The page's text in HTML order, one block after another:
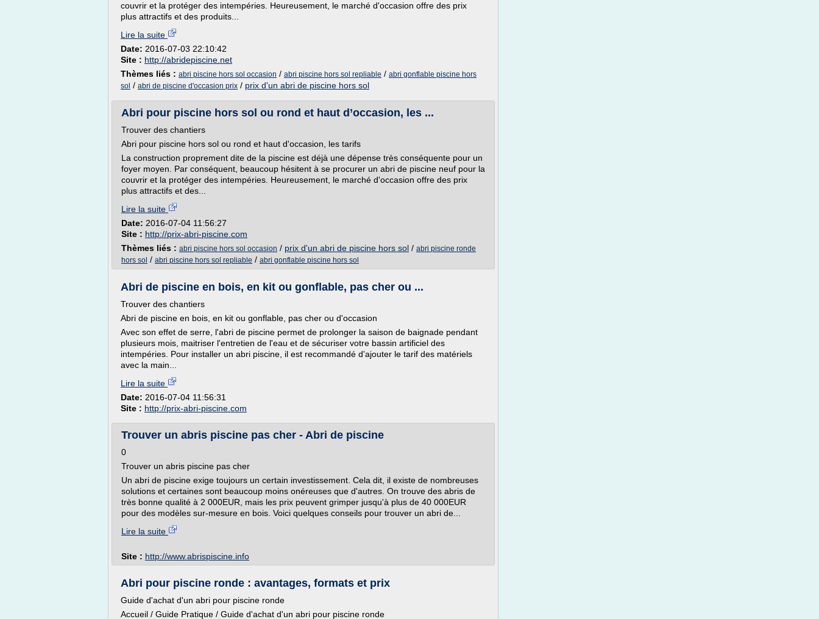
couvrir et la protéger des intempéries. Heureusement, le marché d'occasion offre des prix
plus attractifs et des produits...
Lire la suite
Date: 2016-07-03 22:10:42
Site : http://abridepiscine.net
Thèmes liés : abri piscine hors sol occasion / abri piscine hors sol repliable / abri gonflable piscine hors
sol / abri de piscine d'occasion prix / prix d'un abri de piscine hors sol
Abri pour piscine hors sol ou rond et haut d’occasion, les ...
Trouver des chantiers
Abri pour piscine hors sol ou rond et haut d'occasion, les tarifs
La construction proprement dite de la piscine est déjà une dépense très conséquente pour un
foyer moyen. Par conséquent, beaucoup hésitent à se procurer un abri de piscine neuf pour la
couvrir et la protéger des intempéries. Heureusement, le marché d'occasion offre des prix
plus attractifs et des...
Lire la suite
Date: 2016-07-04 11:56:27
Site : http://prix-abri-piscine.com
Thèmes liés : abri piscine hors sol occasion / prix d'un abri de piscine hors sol / abri piscine ronde
hors sol / abri piscine hors sol repliable / abri gonflable piscine hors sol
Abri de piscine en bois, en kit ou gonflable, pas cher ou ...
Trouver des chantiers
Abri de piscine en bois, en kit ou gonflable, pas cher ou d'occasion
Avec son effet de serre, l'abri de piscine permet de prolonger la saison de baignade pendant
plusieurs mois, maitriser l'entretien de l'eau et de sécuriser votre bassin artificiel des
intempéries. Pour installer un abri piscine, il est recommandé d'ajouter le tarif des matériels
avec la main...
Lire la suite
Date: 2016-07-04 11:56:31
Site : http://prix-abri-piscine.com
Trouver un abris piscine pas cher - Abri de piscine
0
Trouver un abris piscine pas cher
Un abri de piscine exige toujours un certain investissement. Cela dit, il existe de nombreuses
solutions et certaines sont beaucoup moins onéreuses que d'autres. On trouve des abris de
très bonne qualité à 2 000EUR, mais les prix peuvent grimper jusqu'à plus de 40 000EUR
pour des modèles sur-mesure en bois. Voici quelques conseils pour trouver un abri de...
Lire la suite
Site : http://www.abrispiscine.info
Abri pour piscine ronde : avantages, formats et prix
Guide d'achat d'un abri pour piscine ronde
Accueil / Guide Pratique / Guide d'achat d'un abri pour piscine ronde